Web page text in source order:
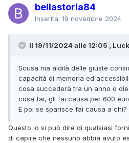
bellastoria84
Inserita: 19 novembre 2024
Il 19/11/2024 alle 12:05 ,
Scusa ma aldilà delle giuste
capacità di memoria ed
cosa succederà tra un anno o
cosa fai, gli fai causa per 600
E poi se sparisce fai causa a chi?
Questo lo si può dire di qualsiasi
di capire che nessuno abbia avuto